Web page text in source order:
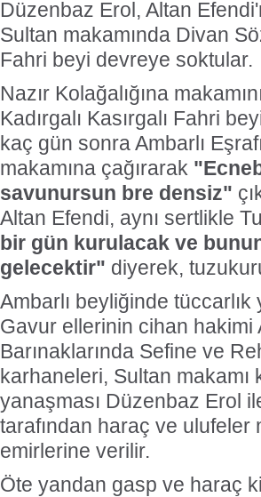
Düzenbaz Erol, Altan
Sultan makamında Divan
Fahri beyi devreye soktular.
Nazır Kolağalığına
Kadırgalı Kasırgalı Fahri
kaç gün sonra Ambarlı
makamına çağırarak
savunursun bre densiz"
Altan Efendi, aynı sertlikle
bir gün kurulacak ve
gelecektir" diyerek,
Ambarlı beyliğinde
Gavur ellerinin cihan hakimi
Barınaklarında Sefine ve
karhaneleri, Sultan makamı
yanaşması Düzenbaz Erol
tarafından haraç ve
emirlerine verilir.
Öte yandan gasp ve haraç